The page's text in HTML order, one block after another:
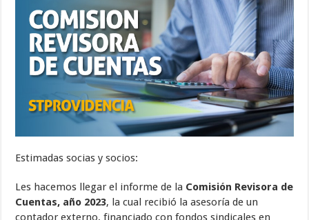
Estimadas socias y socios:
Les hacemos llegar el informe de la Comisión Revisora de
Cuentas, año 2023, la cual recibió la asesoría de un
contador externo, financiado con fondos sindicales en